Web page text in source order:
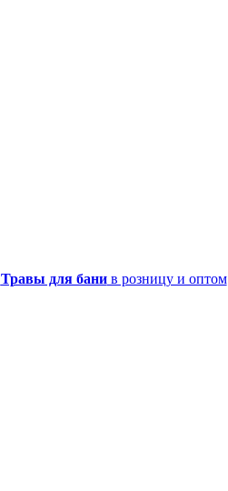
Травы для банив розницу и оптом